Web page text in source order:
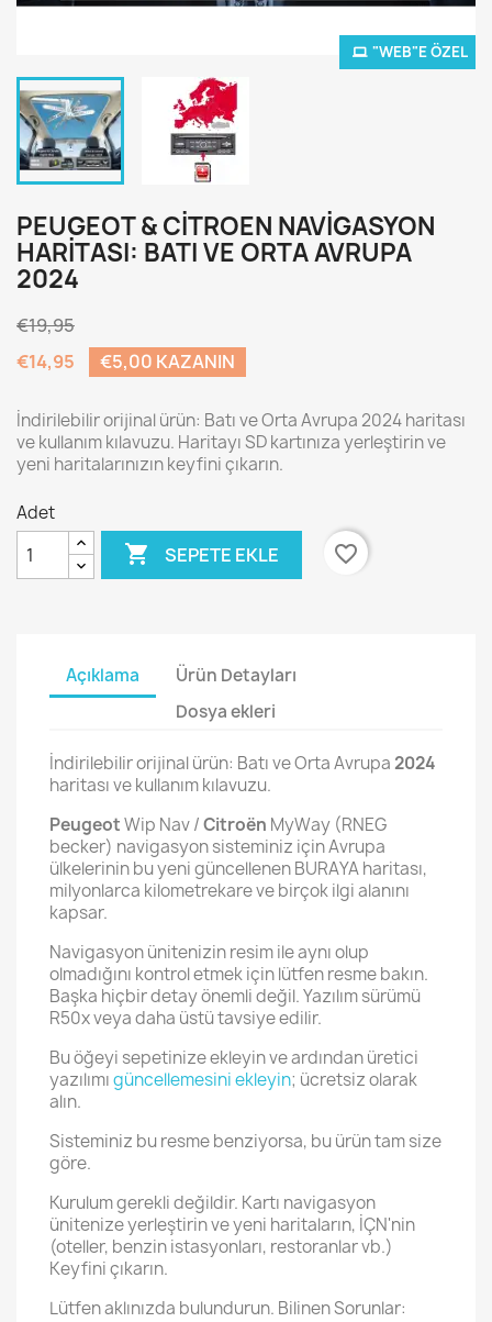
"WEB"E ÖZEL
PEUGEOT & CITROEN NAVIGASYON
HARITASI: BATI VE ORTA AVRUPA
2024
€19,95
€14,95
€5,00 KAZANIN
İndirilebilir orijinal ürün: Batı ve Orta Avrupa 2024 haritası
ve kullanım kılavuzu. Haritayı SD kartınıza yerleştirin ve
yeni haritalarınızın keyfini çıkarın.
Adet
 SEPETE EKLE favorite_border
Açıklama
Ürün Detayları
Dosya ekleri
İndirilebilir orijinal ürün: Batı ve Orta Avrupa 2024
haritası ve kullanım kılavuzu.
PeugeotWip Nav /Citroën MyWay (RNEG
becker) navigasyon sisteminiz için Avrupa
ülkelerinin bu yeni güncellenen BURAYA haritası,
milyonlarca kilometrekare ve birçok ilgi alanını
kapsar.
Navigasyon ünitenizin resim ile aynı olup
olmadığını kontrol etmek için lütfen resme bakın.
Başka hiçbir detay önemli değil. Yazılım sürümü
R50x veya daha üstü tavsiye edilir.
Bu öğeyi sepetinize ekleyin ve ardından üretici
yazılımıgüncellemesini ekleyin; ücretsiz olarak
alın.
Sisteminiz bu resme benziyorsa, bu ürün tam size
göre.
Kurulum gerekli değildir. Kartı navigasyon
ünitenize yerleştirin ve yeni haritaların, İÇN'nin
(oteller, benzin istasyonları, restoranlar vb.)
Keyfini çıkarın.
Lütfen aklınızda bulundurun. Bilinen Sorunlar: